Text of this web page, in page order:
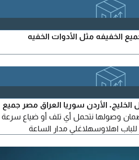
الخفيفه مثل الأدوات الخفيه
الأردن سوريا العراق مصر جميع
ضمان وصولها نتحمل أي تلف أو ضياع سرعة
اهلاوسهلاغلي مدار الساعة